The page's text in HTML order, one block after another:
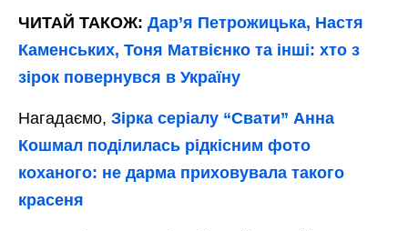
ЧИТАЙ ТАКОЖ: Дар’я Петрожицька, Настя
Каменських, Тоня Матвієнко та інші: хто з
зірок повернувся в Україну
Нагадаємо, Зірка серіалу “Свати” Анна
Кошмал поділилась рідкісним фото
коханого: не дарма приховувала такого
красеня